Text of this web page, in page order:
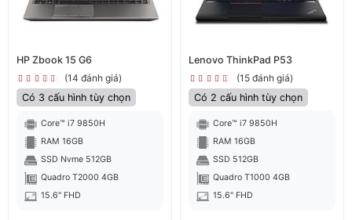
HP Zbook 15 G6
(14 đánh giá)
Có 3 cấu hình tùy chọn
Core™ i7 9850H
RAM 16GB
SSD Nvme 512GB
Quadro T2000 4GB
15.6" FHD
Lenovo ThinkPad P53
(15 đánh giá)
Có 2 cấu hình tùy chọn
Core™ i7 9850H
RAM 16GB
SSD 512GB
Quadro T1000 4GB
15.6" FHD